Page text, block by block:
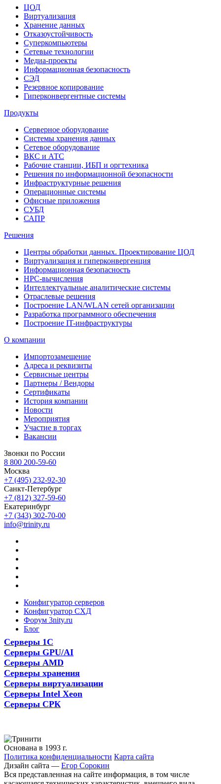
ЦОД
Виртуализация
Хранение данных
Отказоустойчивость
Суперкомпьютеры
Сетевые технологии
Медиа-проекты
Информационная безопасность
СЭД
Резервное копирование
Гиперконвергентные системы
Продукты
Серверное оборудование
Системы хранения данных
Сетевое оборудование
ВКС и АТС
Рабочие станции, ИБП и оргтехника
Решения по информационной безопасности
Инфраструктурные решения
Операционные системы
Офисные приложения
СУБД
САПР
Решения
Центры обработки данных. Проектирование ЦОД
Виртуализация и гиперконвергенция
Информационная безопасность
HPC-вычисления
Интеллектуальные аналитические системы
Отраслевые решения
Построение LAN/WLAN сетей организации
Разработка программного обеспечения
Построение IT-инфраструктуры
О компании
Импортозамещение
Адреса и реквизиты
Сервисные центры
Партнеры / Вендоры
Сертификаты
История компании
Новости
Мероприятия
Участие в торгах
Вакансии
Звонки по России
8 800 200-59-60
Москва
+7 (495) 232-92-30
Санкт-Петербург
+7 (812) 327-59-60
Екатеринбург
+7 (343) 302-70-00
info@trinity.ru
Конфигуратор серверов
Конфигуратор СХД
Форум 3nity.ru
Блог
Серверы 1С
Серверы GPU/AI
Серверы AMD
Серверы хранения
Серверы виртуализации
Серверы Intel Xeon
Серверы СРК
Основана в 1993 г.
Политика конфиденциальности Карта сайта
Дизайн сайта — Егор Сорокин
Вся представленная на сайте информация, в том числе